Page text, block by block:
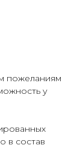
пожеланиям
у
в состав